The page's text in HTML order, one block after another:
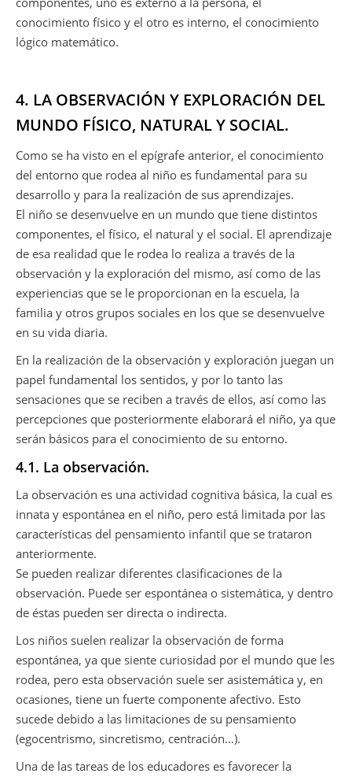
conocimiento físico y el otro es interno, el conocimiento
lógico matemático.
4. LA OBSERVACIÓN Y EXPLORACIÓN DEL
MUNDO FÍSICO, NATURAL Y SOCIAL.
Como se ha visto en el epígrafe anterior, el conocimiento
del entorno que rodea al niño es fundamental para su
desarrollo y para la realización de sus aprendizajes.
El niño se desenvuelve en un mundo que tiene distintos
componentes, el físico, el natural y el social. El aprendizaje
de esa realidad que le rodea lo realiza a través de la
observación y la exploración del mismo, así como de las
experiencias que se le proporcionan en la escuela, la
familia y otros grupos sociales en los que se desenvuelve
en su vida diaria.
En la realización de la observación y exploración juegan un
papel fundamental los sentidos, y por lo tanto las
sensaciones que se reciben a través de ellos, así como las
percepciones que posteriormente elaborará el niño, ya que
serán básicos para el conocimiento de su entorno.
4.1. La observación.
La observación es una actividad cognitiva básica, la cual es
innata y espontánea en el niño, pero está limitada por las
características del pensamiento infantil que se trataron
anteriormente.
Se pueden realizar diferentes clasificaciones de la
observación. Puede ser espontánea o sistemática, y dentro
de éstas pueden ser directa o indirecta.
Los niños suelen realizar la observación de forma
espontánea, ya que siente curiosidad por el mundo que les
rodea, pero esta observación suele ser asistemática y, en
ocasiones, tiene un fuerte componente afectivo. Esto
sucede debido a las limitaciones de su pensamiento
(egocentrismo, sincretismo, centración…).
Una de las tareas de los educadores es favorecer la